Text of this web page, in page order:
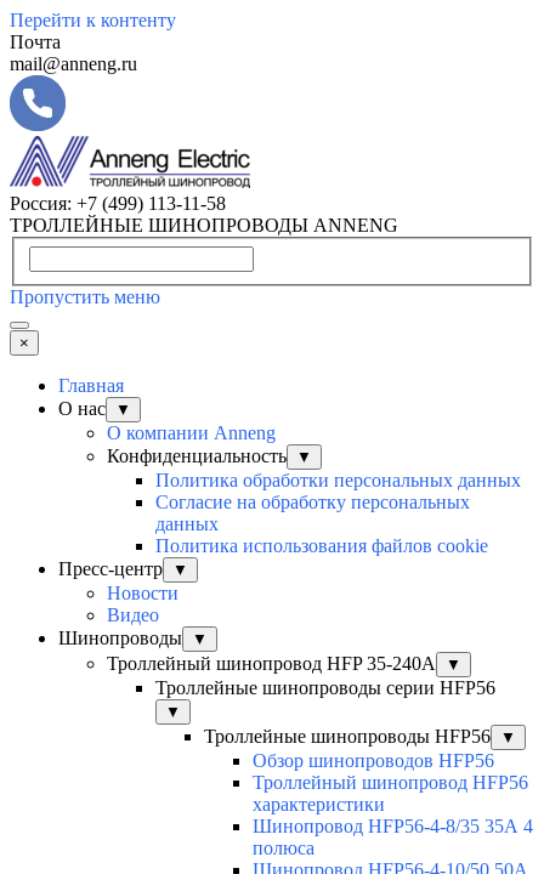
Перейти к контенту
Почта
mail@anneng.ru
Россия: +7 (499) 113-11-58
ТРОЛЛЕЙНЫЕ ШИНОПРОВОДЫ ANNENG
Пропустить меню
×
Главная
О нас
▼
О компании Anneng
Конфиденциальность
▼
Политика обработки персональных данных
Согласие на обработку персональных
данных
Политика использования файлов cookie
Пресс-центр
▼
Новости
Видео
Шинопроводы
▼
Троллейный шинопровод HFP 35-240А ▼
Троллейные шинопроводы серии HFP56
▼
Троллейные шинопроводы HFP56 ▼
Обзор шинопроводов HFP56
Троллейный шинопровод HFP56
характеристики
Шинопровод HFP56-4-8/35 35А 4
полюса
Шинопровод HFP56-4-10/50 50А